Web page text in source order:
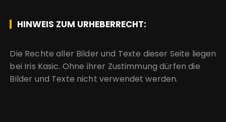
HINWEIS ZUM URHEBERRECHT:
Die Rechte aller Bilder und Texte dieser Seite liegen
bei Iris Kasic. Ohne ihrer Zustimmung dürfen die
Bilder und Texte nicht verwendet werden.